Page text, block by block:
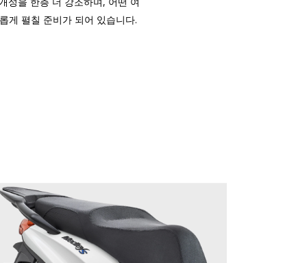
게 펼칠 준비가 되어 있습니다.